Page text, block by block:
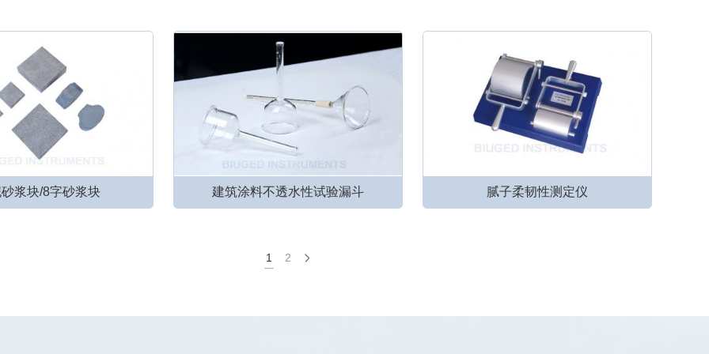
浆块/8字砂浆块 建筑涂料不透水性试验漏斗 腻子柔韧性测定仪
1 2